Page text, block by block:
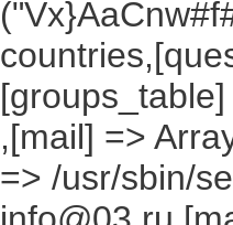
,[mail] =>
=> /usr/sbin/